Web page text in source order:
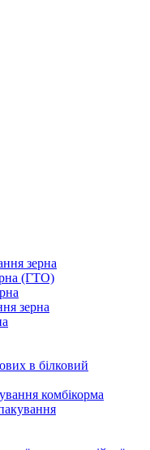
зерна
(ГТО)
зерна
в білковий
комбікорма